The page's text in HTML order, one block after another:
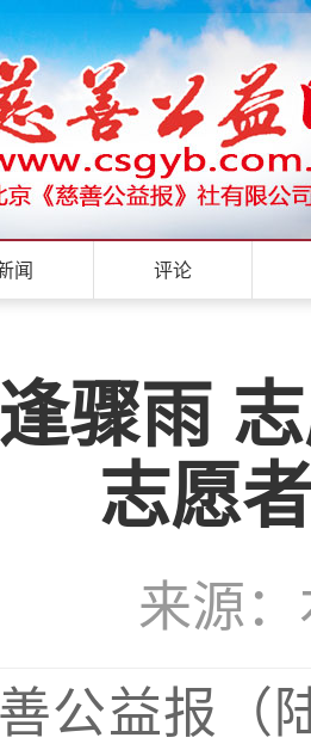
闻 评论
骤雨
志愿
来源
公益报